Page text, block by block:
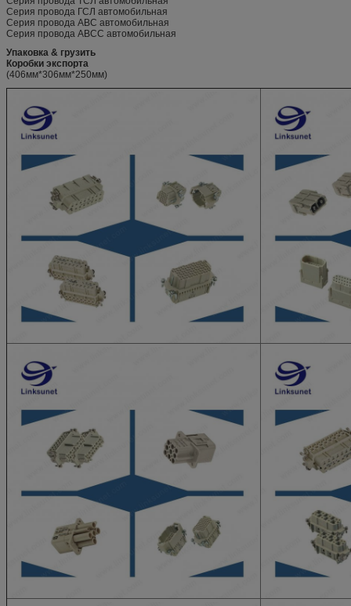
Серия провода ГСЛ автомобильная
Серия провода АВС автомобильная
Серия провода АВСС автомобильная
Упаковка & грузить
Коробки экспорта
(406мм*306мм*250мм)